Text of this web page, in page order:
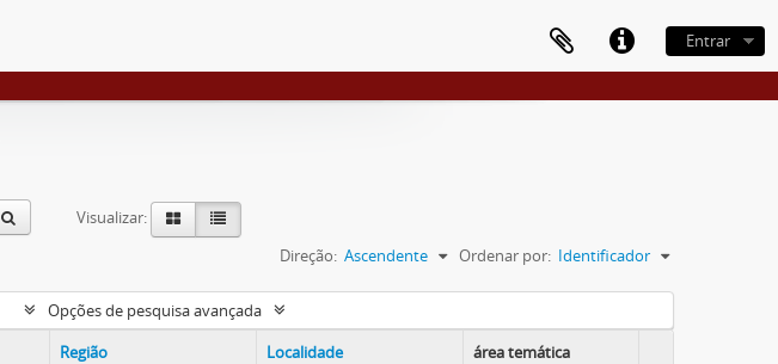
Entrar
Visualizar:
Ordenar por: Identificador
Direção: Ascendente
Opções de pesquisa avançada
Região Localidade área temática